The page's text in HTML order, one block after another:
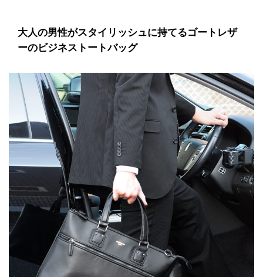
大人の男性がスタイリッシュに持てるゴートレザ
ーのビジネストートバッグ